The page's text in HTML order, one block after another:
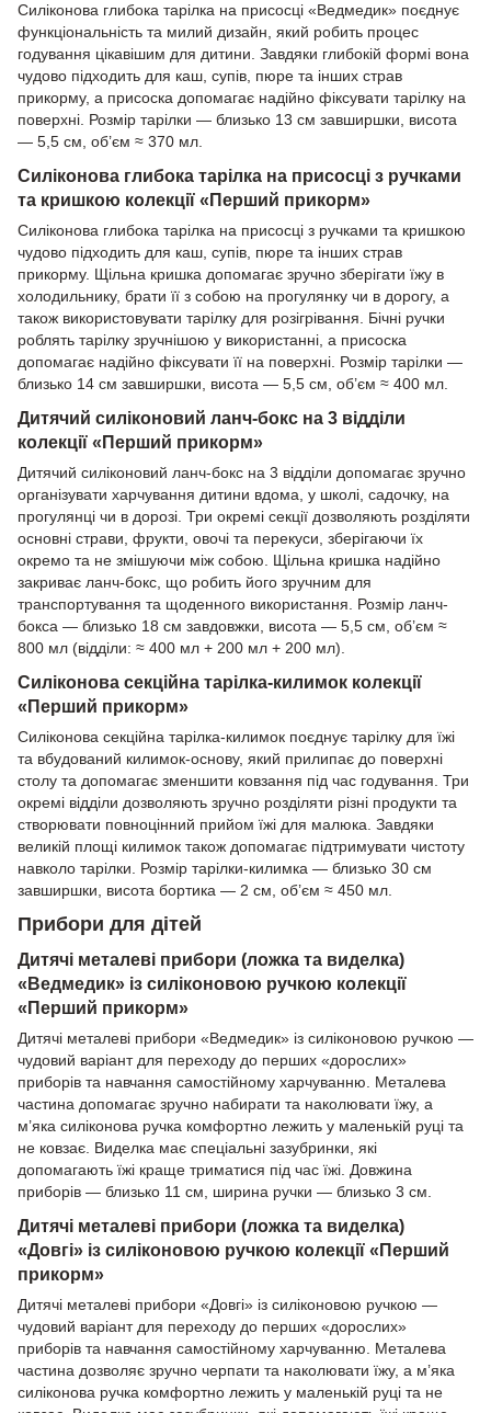
Силіконова глибока тарілка на присосці «Ведмедик» поєднує
функціональність та милий дизайн, який робить процес
годування цікавішим для дитини. Завдяки глибокій формі вона
чудово підходить для каш, супів, пюре та інших страв
прикорму, а присоска допомагає надійно фіксувати тарілку на
поверхні. Розмір тарілки — близько 13 см завширшки, висота
— 5,5 см, об’єм ≈ 370 мл.
Силіконова глибока тарілка на присосці з ручками
та кришкою колекції «Перший прикорм»
Силіконова глибока тарілка на присосці з ручками та кришкою
чудово підходить для каш, супів, пюре та інших страв
прикорму. Щільна кришка допомагає зручно зберігати їжу в
холодильнику, брати її з собою на прогулянку чи в дорогу, а
також використовувати тарілку для розігрівання. Бічні ручки
роблять тарілку зручнішою у використанні, а присоска
допомагає надійно фіксувати її на поверхні. Розмір тарілки —
близько 14 см завширшки, висота — 5,5 см, об’єм ≈ 400 мл.
Дитячий силіконовий ланч-бокс на 3 відділи
колекції «Перший прикорм»
Дитячий силіконовий ланч-бокс на 3 відділи допомагає зручно
організувати харчування дитини вдома, у школі, садочку, на
прогулянці чи в дорозі. Три окремі секції дозволяють розділяти
основні страви, фрукти, овочі та перекуси, зберігаючи їх
окремо та не змішуючи між собою. Щільна кришка надійно
закриває ланч-бокс, що робить його зручним для
транспортування та щоденного використання. Розмір ланч-
бокса — близько 18 см завдовжки, висота — 5,5 см, об’єм ≈
800 мл (відділи: ≈ 400 мл + 200 мл + 200 мл).
Силіконова секційна тарілка-килимок колекції
«Перший прикорм»
Силіконова секційна тарілка-килимок поєднує тарілку для їжі
та вбудований килимок-основу, який прилипає до поверхні
столу та допомагає зменшити ковзання під час годування. Три
окремі відділи дозволяють зручно розділяти різні продукти та
створювати повноцінний прийом їжі для малюка. Завдяки
великій площі килимок також допомагає підтримувати чистоту
навколо тарілки. Розмір тарілки-килимка — близько 30 см
завширшки, висота бортика — 2 см, об’єм ≈ 450 мл.
Прибори для дітей
Дитячі металеві прибори (ложка та виделка)
«Ведмедик» із силіконовою ручкою колекції
«Перший прикорм»
Дитячі металеві прибори «Ведмедик» із силіконовою ручкою —
чудовий варіант для переходу до перших «дорослих»
приборів та навчання самостійному харчуванню. Металева
частина допомагає зручно набирати та наколювати їжу, а
м’яка силіконова ручка комфортно лежить у маленькій руці та
не ковзає. Виделка має спеціальні зазубринки, які
допомагають їжі краще триматися під час їжі. Довжина
приборів — близько 11 см, ширина ручки — близько 3 см.
Дитячі металеві прибори (ложка та виделка)
«Довгі» із силіконовою ручкою колекції «Перший
прикорм»
Дитячі металеві прибори «Довгі» із силіконовою ручкою —
чудовий варіант для переходу до перших «дорослих»
приборів та навчання самостійному харчуванню. Металева
частина дозволяє зручно черпати та наколювати їжу, а м’яка
силіконова ручка комфортно лежить у маленькій руці та не